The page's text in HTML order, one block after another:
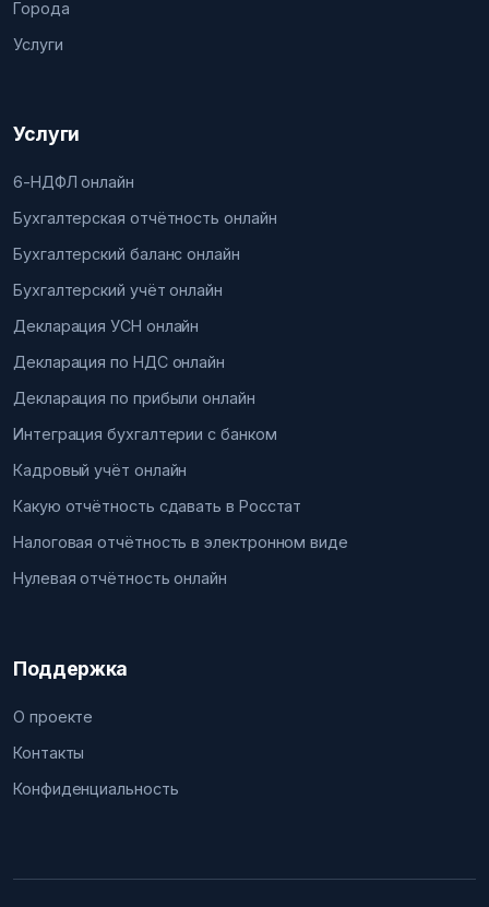
Города
Услуги
Услуги
6-НДФЛ онлайн
Бухгалтерская отчётность онлайн
Бухгалтерский баланс онлайн
Бухгалтерский учёт онлайн
Декларация УСН онлайн
Декларация по НДС онлайн
Декларация по прибыли онлайн
Интеграция бухгалтерии с банком
Кадровый учёт онлайн
Какую отчётность сдавать в Росстат
Налоговая отчётность в электронном виде
Нулевая отчётность онлайн
Поддержка
О проекте
Контакты
Конфиденциальность